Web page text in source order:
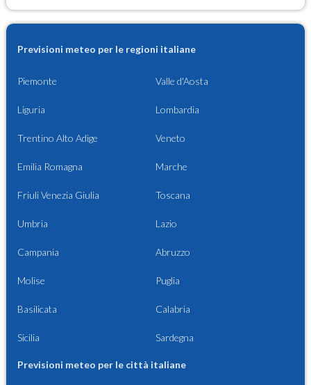
Previsioni meteo per le regioni italiane
Piemonte Valle d'Aosta
Liguria Lombardia
Trentino Alto Adige Veneto
Emilia Romagna Marche
Friuli Venezia Giulia Toscana
Umbria Lazio
Campania Abruzzo
Molise Puglia
Basilicata Calabria
Sicilia Sardegna
Previsioni meteo per le città italiane